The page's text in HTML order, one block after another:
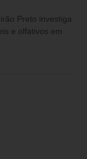
Preto investiga
e olfativos em